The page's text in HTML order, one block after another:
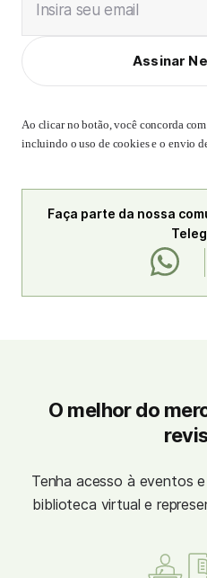
Insira seu email
Assinar
Ao clicar no botão, você concorda
incluindo o uso de cookies e o envio
Faça parte da nossa
O melhor do
Tenha acesso à eventos
biblioteca virtual e